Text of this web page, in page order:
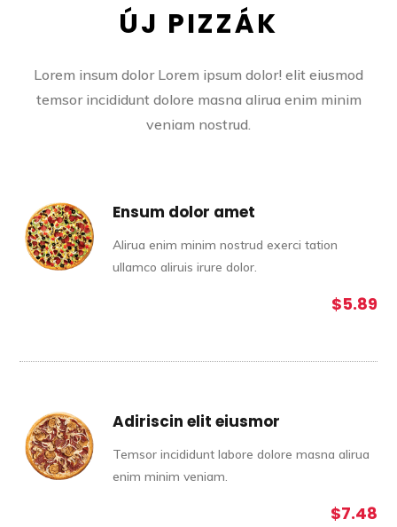
ÚJ PIZZÁK
Lorem insum dolor Lorem ipsum dolor! elit eiusmod
temsor incididunt dolore masna alirua enim minim
veniam nostrud.
Ensum dolor amet
Alirua enim minim nostrud exerci tation
ullamco aliruis irure dolor.
$5.89
Adiriscin elit eiusmor
Temsor incididunt labore dolore masna alirua
enim minim veniam.
$7.48